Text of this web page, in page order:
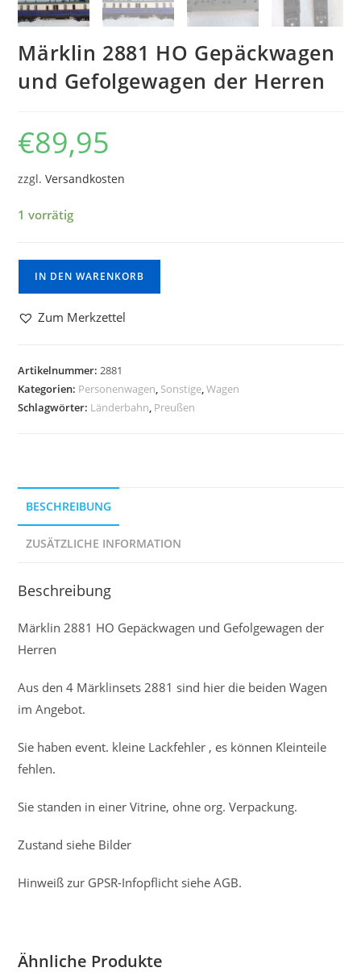
Märklin 2881 HO Gepäckwagen
und Gefolgewagen der Herren
€89,95
zzgl.Versandkosten
1 vorrätig
IN DEN WARENKORB
Zum Merkzettel
Artikelnummer:2881
Kategorien: Personenwagen, Sonstige,Wagen
Schlagwörter: Länderbahn, Preußen
BESCHREIBUNG
ZUSÄTZLICHE INFORMATION
Beschreibung
Märklin 2881 HO Gepäckwagen und Gefolgewagen der
Herren
Aus den 4 Märklinsets 2881 sind hier die beiden Wagen
im Angebot.
Sie haben event. kleine Lackfehler , es können Kleinteile
fehlen.
Sie standen in einer Vitrine, ohne org. Verpackung.
Zustand siehe Bilder
Hinweiß zur GPSR-Infopflicht siehe AGB.
Ähnliche Produkte